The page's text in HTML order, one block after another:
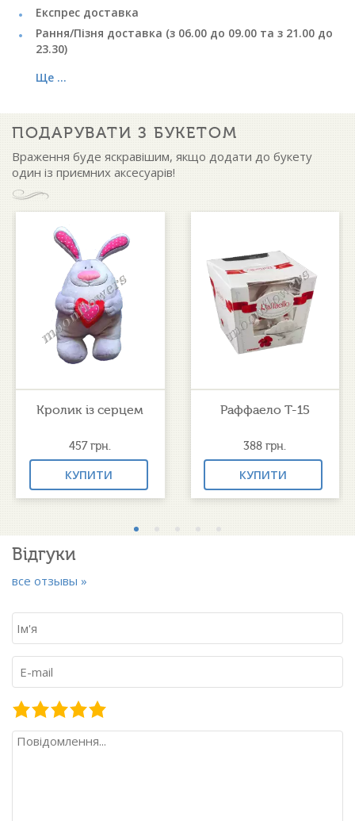
Експрес доставка
Рання/Пізня доставка (з 06.00 до 09.00 та з 21.00 до
23.30)
Ще ...
ПОДАРУВАТИ З БУКЕТОМ
Враження буде яскравішим, якщо додати до букету
один із приємних аксесуарів!
Кролик із серцем
457грн.
КУПИТИ
Раффаело Т-15
388грн.
КУПИТИ
Відгуки
все отзывы »